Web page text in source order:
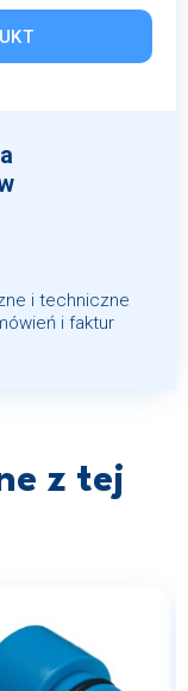
i techniczne
i faktur
z tej